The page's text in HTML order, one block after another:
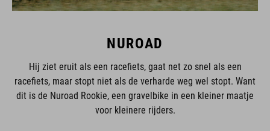
NUROAD
Hij ziet eruit als een racefiets, gaat net zo snel als een
racefiets, maar stopt niet als de verharde weg wel stopt. Want
dit is de Nuroad Rookie, een gravelbike in een kleiner maatje
voor kleinere rijders.